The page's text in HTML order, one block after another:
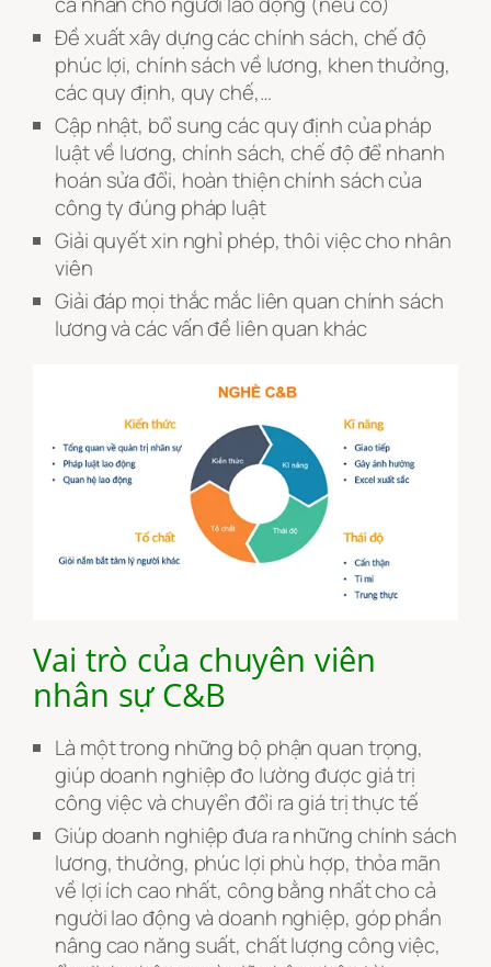
Đề xuất xây dựng các chính sách, chế độ
phúc lợi, chính sách về lương, khen thưởng,
các quy định, quy chế,…
Cập nhật, bổ sung các quy định của pháp
luật về lương, chính sách, chế độ để nhanh
hoán sửa đổi, hoàn thiện chính sách của
công ty đúng pháp luật
Giải quyết xin nghỉ phép, thôi việc cho nhân
viên
Giải đáp mọi thắc mắc liên quan chính sách
lương và các vấn đề liên quan khác
Vai trò của chuyên viên
nhân sự C&B
Là một trong những bộ phận quan trọng,
giúp doanh nghiệp đo lường được giá trị
công việc và chuyển đổi ra giá trị thực tế
Giúp doanh nghiệp đưa ra những chính sách
lương, thưởng, phúc lợi phù hợp, thỏa mãn
về lợi ích cao nhất, công bằng nhất cho cả
người lao động và doanh nghiệp, góp phần
nâng cao năng suất, chất lượng công việc,